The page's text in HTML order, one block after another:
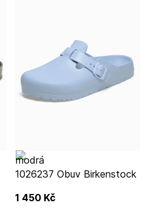
1026237 Obuv Birkenstock
1 450 Kč